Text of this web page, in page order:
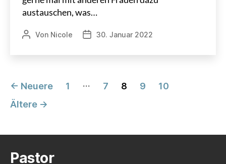
austauschen, was…
Beitragsautor
Von Nicole Veröffentlichungsdatum
30. Januar 2022
Seitennummerierung
der
← Neuere 1 … 7 8 9
10
Ältere →
Pastor